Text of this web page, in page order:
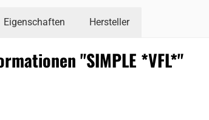
Eigenschaften Hersteller
"SIMPLE *VFL*"